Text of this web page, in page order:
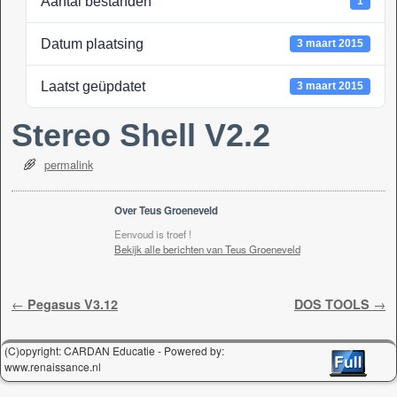
k
Datum plaatsing 3 maart 2015
Laatst geüpdatet 3 maart 2015
Stereo Shell V2.2
permalink
Over Teus Groeneveld
Eenvoud is troef !
Bekijk alle berichten van Teus Groeneveld
Berichtnavigatie
← Pegasus V3.12 DOS TOOLS →
(C)opyright: CARDAN Educatie - Powered by:
www.renaissance.nl